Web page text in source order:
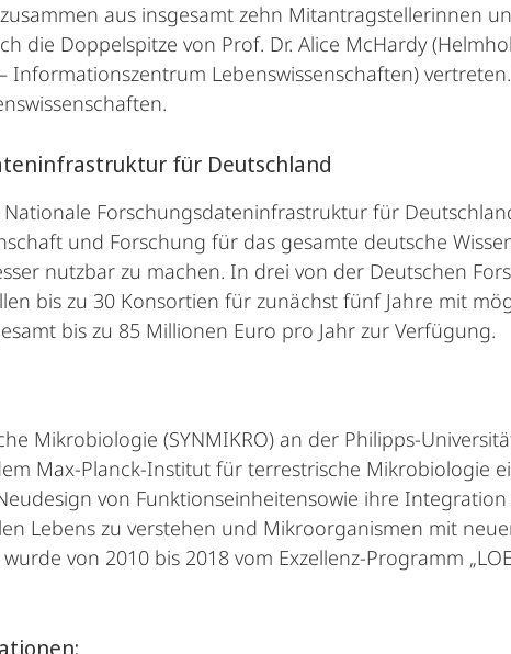
aus insgesamt zehn Mitantragstellerinnen
die Doppelspitze von Prof. Dr. Alice McHardy
Informationszentrum Lebenswissenschaften)
für Deutschland
Forschungsdateninfrastruktur für
und Forschung für das gesamte deutsche
nutzbar zu machen. In drei von der Deutschen
bis zu 30 Konsortien für zunächst fünf Jahre mit
bis zu 85 Millionen Euro pro Jahr zur Verfügung.
Mikrobiologie (SYNMIKRO) an der Philipps-
Max-Planck-Institut für terrestrische Mikrobiologie
von Funktionseinheitensowie ihre
Lebens zu verstehen und Mikroorganismen mit
von 2010 bis 2018 vom Exzellenz-Programm